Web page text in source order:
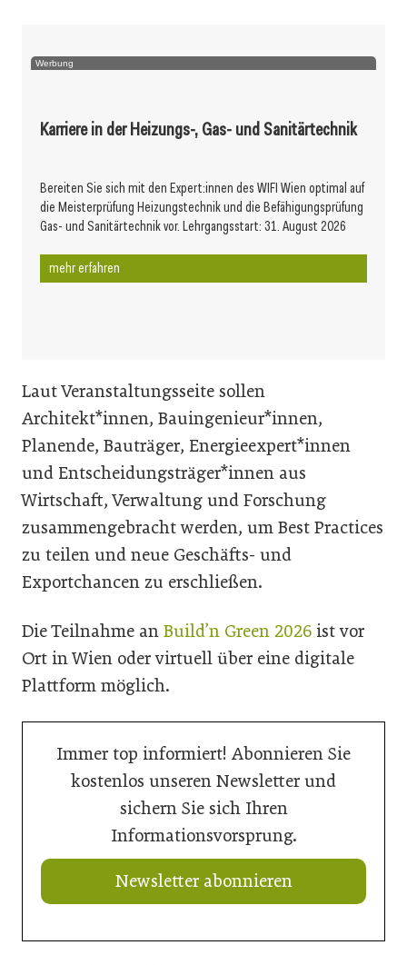
Werbung
Karriere in der Heizungs-, Gas- und Sanitärtechnik
Bereiten Sie sich mit den Expert:innen des WIFI Wien optimal auf
die Meisterprüfung Heizungstechnik und die Befähigungsprüfung
Gas- und Sanitärtechnik vor. Lehrgangsstart: 31. August 2026
mehr erfahren
Laut Veranstaltungsseite sollen
Architekt*innen, Bauingenieur*innen,
Planende, Bauträger, Energieexpert*innen
und Entscheidungsträger*innen aus
Wirtschaft, Verwaltung und Forschung
zusammengebracht werden, um Best Practices
zu teilen und neue Geschäfts- und
Exportchancen zu erschließen.
Die Teilnahme an Build’n Green 2026 ist vor
Ort in Wien oder virtuell über eine digitale
Plattform möglich.
Immer top informiert! Abonnieren Sie
kostenlos unseren Newsletter und
sichern Sie sich Ihren
Informationsvorsprung.
Newsletter abonnieren